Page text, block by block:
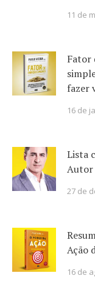
11 de
Fator
fazer
16 de
Lista
Autor
27 de
Ação
16 de